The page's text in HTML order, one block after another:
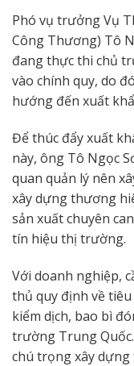
Phó vụ trưởng Vụ
Công Thương) Tô
đang thực thi chủ
vào chính quy, do
hướng đến xuất
Để thúc đẩy xuất
này, ông Tô Ngọc
quan quản lý nên
xây dựng thương
sản xuất chuyên
tín hiệu thị trường.
Với doanh nghiệp,
thủ quy định về
kiểm dịch, bao bì
trường Trung
chú trọng xây